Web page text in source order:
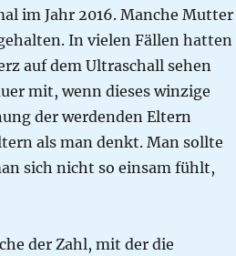
im Jahr 2016. Manche Mutter
In vielen Fällen hatten
auf dem Ultraschall sehen
mit, wenn dieses winzige
der werdenden Eltern
als man denkt. Man sollte
sich nicht so einsam fühlt,
der Zahl, mit der die